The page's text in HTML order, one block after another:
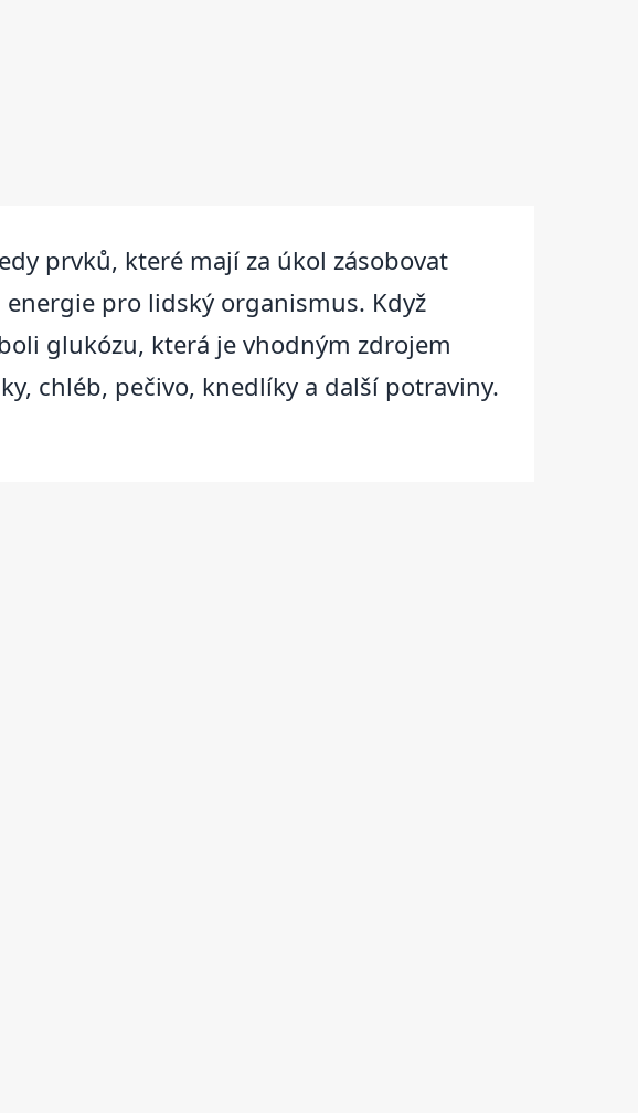
prvků, které mají za úkol zásobovat
pro lidský organismus. Když
glukózu, která je vhodným zdrojem
chléb, pečivo, knedlíky a další potraviny.